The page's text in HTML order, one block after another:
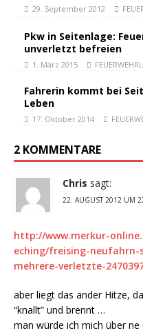
29. September 2012
Pkw in Seitenlage:
unverletzt befreien
1. März 2015
Fahrerin kommt bei
Leben
17. Oktober 2014
2 KOMMENTARE
Chris sagt:
22. AUGUST 2012 UM
http://www.merkur-
eching/freising-neufahrn-
mehrere-verletzte-
aber liegt das ander Hitze,
“knallt” und brennt …
man würde ich mich über